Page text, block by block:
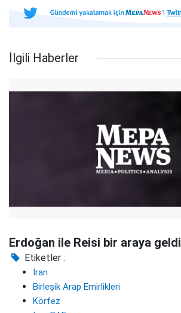
İlgili Haberler
Erdoğan ile Reisi bir araya geldi
Etiketler :
İran
Birleşik Arap Emirlikleri
Körfez